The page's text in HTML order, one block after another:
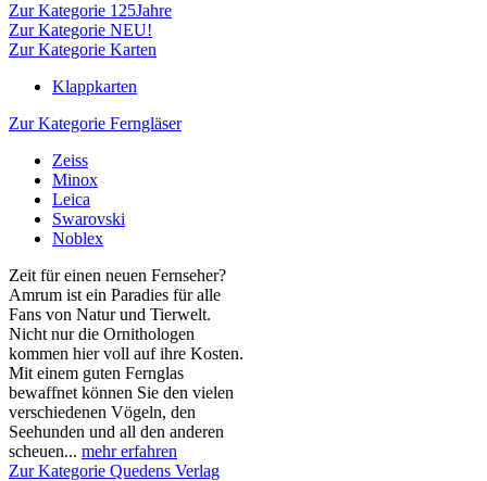
Zur Kategorie 125Jahre
Zur Kategorie NEU!
Zur Kategorie Karten
Klappkarten
Zur Kategorie Ferngläser
Zeiss
Minox
Leica
Swarovski
Noblex
Zeit für einen neuen Fernseher?
Amrum ist ein Paradies für alle
Fans von Natur und Tierwelt.
Nicht nur die Ornithologen
kommen hier voll auf ihre Kosten.
Mit einem guten Fernglas
bewaffnet können Sie den vielen
verschiedenen Vögeln, den
Seehunden und all den anderen
scheuen... mehr erfahren
Zur Kategorie Quedens Verlag